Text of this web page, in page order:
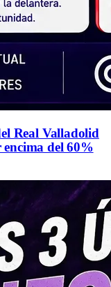
Real Valladolid
encima del 60%